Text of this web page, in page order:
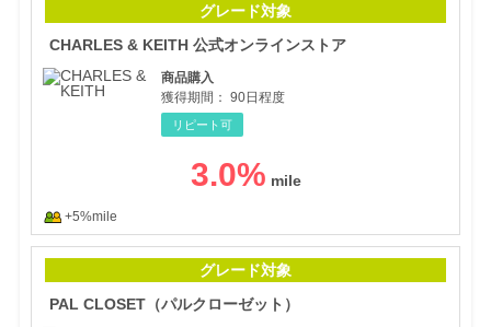
グレード対象
CHARLES & KEITH 公式オンラインストア
商品購入
獲得期間： 90日程度
リピート可
3.0%
+5%mile
グレード対象
PAL CLOSET（パルクローゼット）